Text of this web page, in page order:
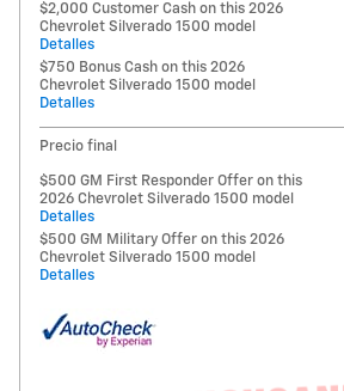
$2,000 Customer Cash on this 2026
Chevrolet Silverado 1500 model
Detalles
$750 Bonus Cash on this 2026
Chevrolet Silverado 1500 model
Detalles
Precio final
$500 GM First Responder Offer on this
2026 Chevrolet Silverado 1500 model
Detalles
$500 GM Military Offer on this 2026
Chevrolet Silverado 1500 model
Detalles